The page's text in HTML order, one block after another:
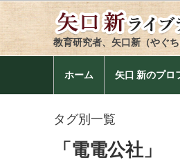
教育研究者、矢口新（やぐ
ホーム 矢口 新のプロ
タグ別一覧
「電電公社」